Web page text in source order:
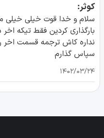
کوثر:
سلام و خدا قوت خیلی خیلی
بارگذاری کردین فقط تیکه
نداره کاش ترجمه قسمت اخر
سپاس گذارم
۱۴۰۲/۰۳/۲۴